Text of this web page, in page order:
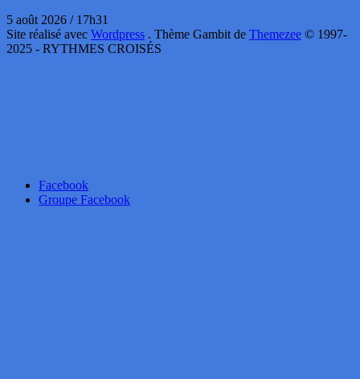
5 août 2026 / 17h31
Site réalisé avec Wordpress . Thème Gambit de Themezee © 1997-
2025 - RYTHMES CROISÉS
Facebook
Groupe Facebook